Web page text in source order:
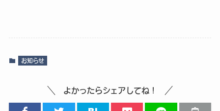
お知らせ
よかったらシェアしてね！